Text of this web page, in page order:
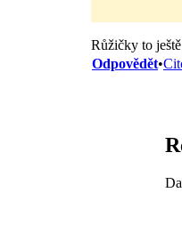
Růžičky to
Odpovědět•